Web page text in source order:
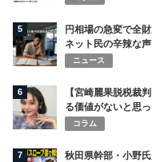
5
円相場の急変で全
ネット民の辛辣な声
ニュース
6
【宮崎麗果脱税裁
る価値がないと思
コラム
7
秋田県幹部・小野